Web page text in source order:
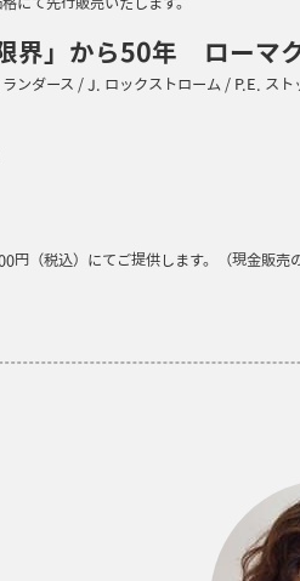
界」から50年 ローマク
ンダース / J. ロックストローム / P.E. スト
（税込）にてご提供します。（現金販売